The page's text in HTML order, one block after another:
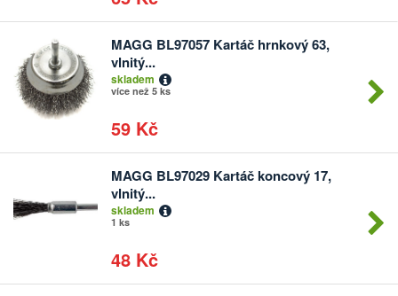
MAGG BL97057 Kartáč hrnkový 63,
vlnitý...
skladem
více než 5 ks
59 Kč
Počet
MAGG BL97029 Kartáč koncový 17,
vlnitý...
skladem
1 ks
48 Kč
Počet